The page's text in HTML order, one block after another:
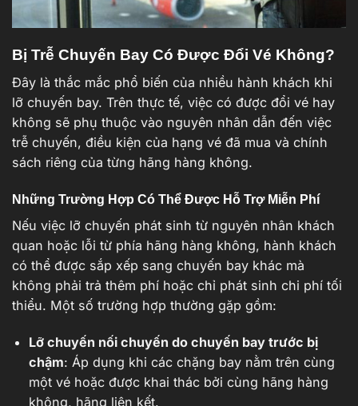
Bị Trễ Chuyến Bay Có Được Đổi Vé Không?
Đây là thắc mắc phổ biến của nhiều hành khách khi
lỡ chuyến bay. Trên thực tế, việc có được đổi vé hay
không sẽ phụ thuộc vào nguyên nhân dẫn đến việc
trễ chuyến, điều kiện của hạng vé đã mua và chính
sách riêng của từng hãng hàng không.
Những Trường Hợp Có Thể Được Hỗ Trợ Miễn Phí
Nếu việc lỡ chuyến phát sinh từ nguyên nhân khách
quan hoặc lỗi từ phía hãng hàng không, hành khách
có thể được sắp xếp sang chuyến bay khác mà
không phải trả thêm phí hoặc chỉ phát sinh chi phí tối
thiểu. Một số trường hợp thường gặp gồm:
Lỡ chuyến nối chuyến do chuyến bay trước bị
chậm: Áp dụng khi các chặng bay nằm trên cùng
một vé hoặc được khai thác bởi cùng hãng hàng
không, hãng liên kết.